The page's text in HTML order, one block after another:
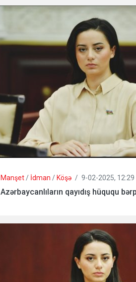
Manşet / İdman / Köşə / 9-02-2025, 12:29
Azərbaycanlıların qayıdış hüququ